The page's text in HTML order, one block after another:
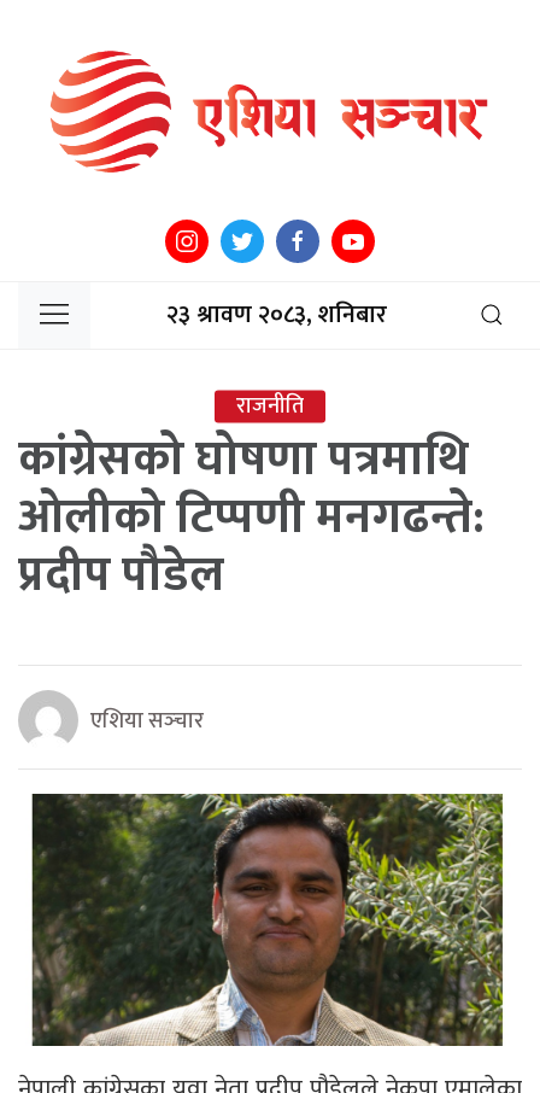
२३ श्रावण २०८३, शनिबार
राजनीति
कांग्रेसको घोषणा पत्रमाथि
ओलीको टिप्पणी मनगढन्ते:
प्रदीप पौडेल
एशिया सञ्‍चार